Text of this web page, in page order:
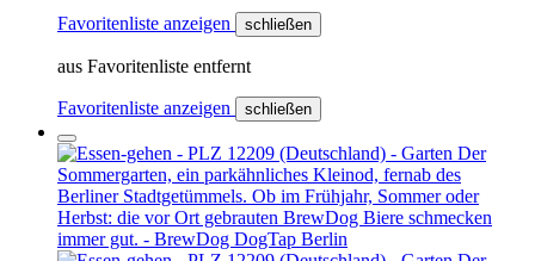
Favoritenliste anzeigen schließen
aus Favoritenliste entfernt
Favoritenliste anzeigen schließen